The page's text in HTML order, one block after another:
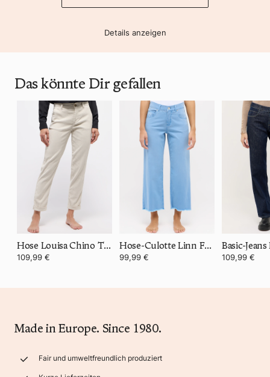
Details anzeigen
Das könnte Dir gefallen
Hose Louisa Chino TU aus Cordjersey
109,99 €
Hose-Culotte Linn Fringe
99,99 €
Basic-Jeans
109,99 €
Made in Europe. Since 1980.
Fair und umweltfreundlich produziert